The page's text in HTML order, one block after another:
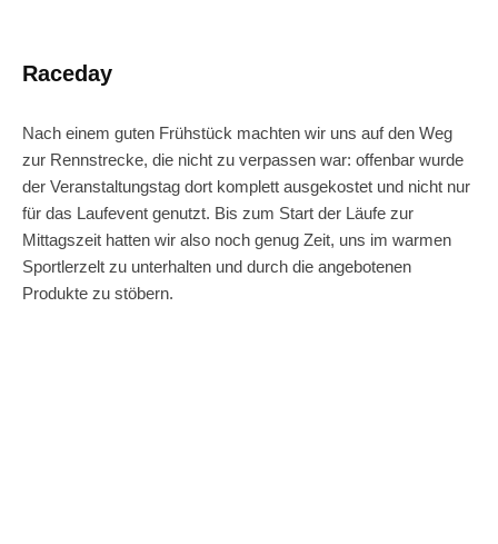
Raceday
Nach einem guten Frühstück machten wir uns auf den Weg
zur Rennstrecke, die nicht zu verpassen war: offenbar wurde
der Veranstaltungstag dort komplett ausgekostet und nicht nur
für das Laufevent genutzt. Bis zum Start der Läufe zur
Mittagszeit hatten wir also noch genug Zeit, uns im warmen
Sportlerzelt zu unterhalten und durch die angebotenen
Produkte zu stöbern.